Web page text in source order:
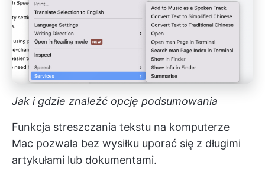
Jak i gdzie znaleźć opcję podsumowania
Funkcja streszczania tekstu na komputerze
Mac pozwala bez wysiłku uporać się z długimi
artykułami lub dokumentami.